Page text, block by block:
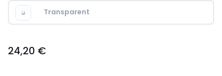
Transparent
€.
24,20 €